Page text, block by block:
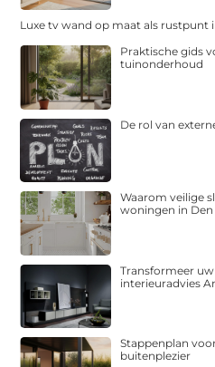
Luxe tv wand op maat als rustpunt
Praktische gids
tuinonderhoud
De rol van
Waarom veilige
woningen in Den
Transformeer
interieuradvies
Stappenplan
buitenplezier